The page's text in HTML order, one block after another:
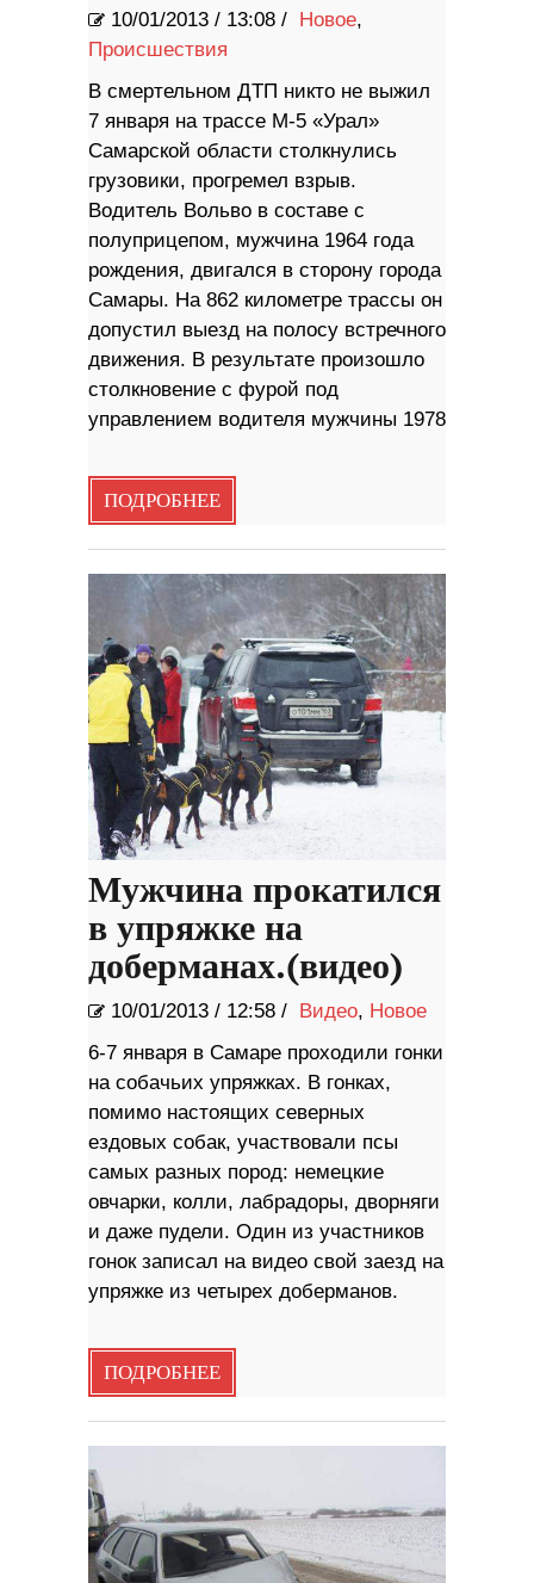
10/01/2013 / 13:08 / Новое,
Происшествия
В смертельном ДТП никто не выжил
7 января на трассе М-5 «Урал»
Самарской области столкнулись
грузовики, прогремел взрыв.
Водитель Вольво в составе с
полуприцепом, мужчина 1964 года
рождения, двигался в сторону города
Самары. На 862 километре трассы он
допустил выезд на полосу встречного
движения. В результате произошло
столкновение с фурой под
управлением водителя мужчины 1978
ПОДРОБНЕЕ
Мужчина прокатился
в упряжке на
доберманах.(видео)
10/01/2013 / 12:58 / Видео, Новое
6-7 января в Самаре проходили гонки
на собачьих упряжках. В гонках,
помимо настоящих северных
ездовых собак, участвовали псы
самых разных пород: немецкие
овчарки, колли, лабрадоры, дворняги
и даже пудели. Один из участников
гонок записал на видео свой заезд на
упряжке из четырех доберманов.
ПОДРОБНЕЕ